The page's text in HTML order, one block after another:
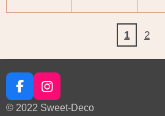
1 2
F
a
I
n
© 2022 Sweet-Deco